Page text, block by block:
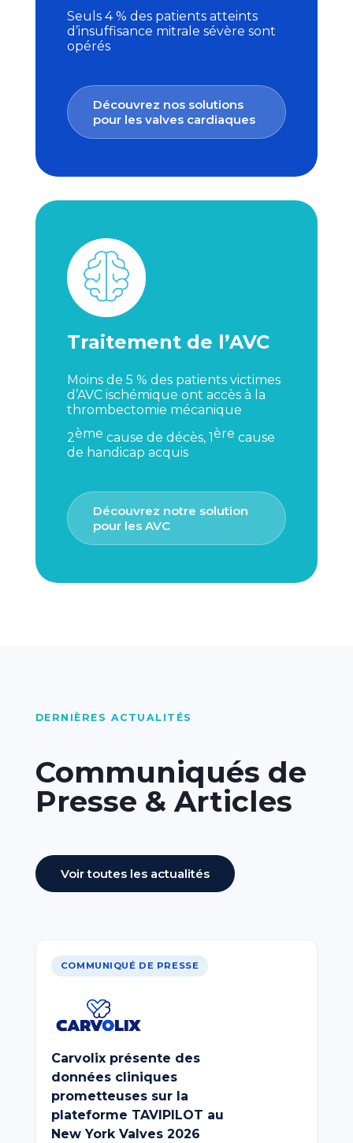
Seuls 4 % des patients atteints
d’insuffisance mitrale sévère sont
opérés
Découvrez nos solutions
pour les valves cardiaques
Traitement de l’AVC
Moins de 5 % des patients victimes
d’AVC ischémique ont accès à la
thrombectomie mécanique
2ème cause de décès, 1ère cause
de handicap acquis
Découvrez notre solution
pour les AVC
DERNIÈRES ACTUALITÉS
Communiqués de
Presse & Articles
Voir toutes les actualités
COMMUNIQUÉ DE PRESSE
Carvolix présente des
données cliniques
prometteuses sur la
plateforme TAVIPILOT au
New York Valves 2026